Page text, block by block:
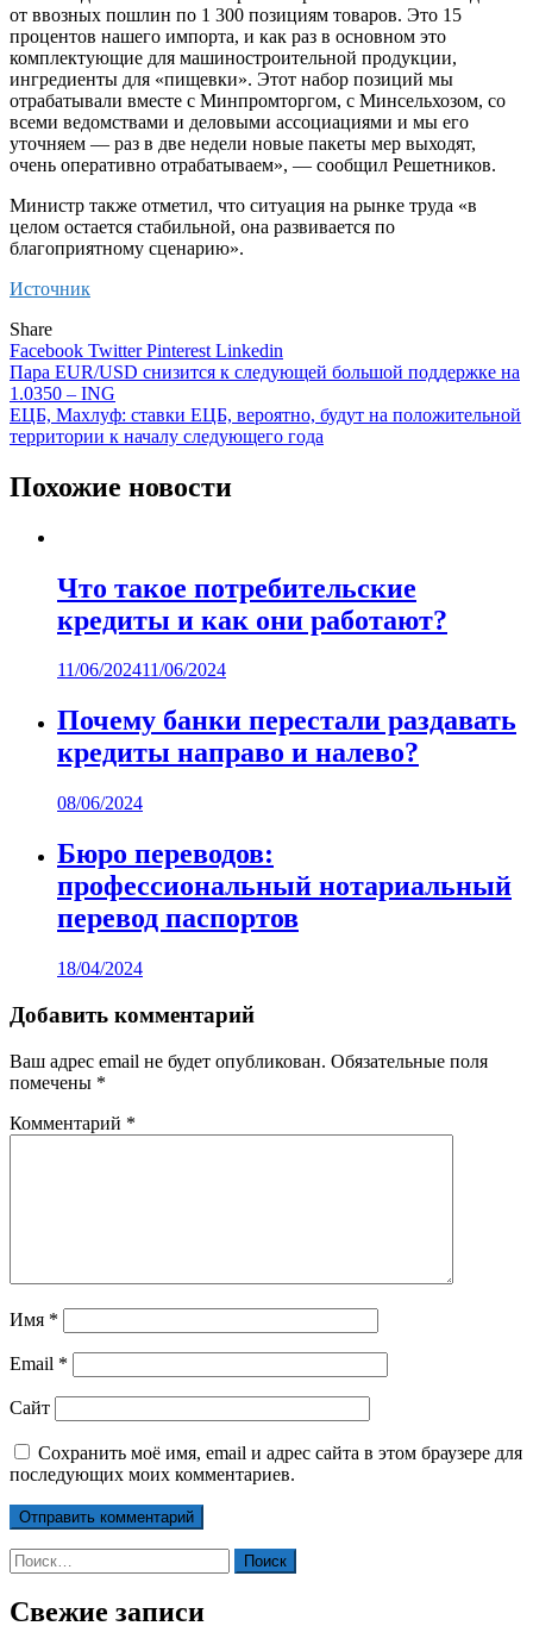
от ввозных пошлин по 1 300 позициям товаров. Это 15
процентов нашего импорта, и как раз в основном это
комплектующие для машиностроительной продукции,
ингредиенты для «пищевки». Этот набор позиций мы
отрабатывали вместе с Минпромторгом, с Минсельхозом, со
всеми ведомствами и деловыми ассоциациями и мы его
уточняем — раз в две недели новые пакеты мер выходят,
очень оперативно отрабатываем», — сообщил Решетников.
Министр также отметил, что ситуация на рынке труда «в
целом остается стабильной, она развивается по
благоприятному сценарию».
Источник
Share
Facebook TwitterPinterest Linkedin
Навигация
по
записям
Пара EUR/USD снизится к следующей большой поддержке на
1.0350 – ING
ЕЦБ, Махлуф: ставки ЕЦБ, вероятно, будут на положительной
территории к началу следующего года
Похожие новости
Что такое потребительские
кредиты и как они работают?
11/06/202411/06/2024
Почему банки перестали раздавать
кредиты направо и налево?
08/06/2024
Бюро переводов:
профессиональный нотариальный
перевод паспортов
18/04/2024
Добавить комментарий
Ваш адрес email не будет опубликован. Обязательные поля
помечены *
Комментарий *
Имя *
Email *
Сайт
Сохранить моё имя, email и адрес сайта в этом браузере для
последующих моих комментариев.
Найти:
Свежие записи